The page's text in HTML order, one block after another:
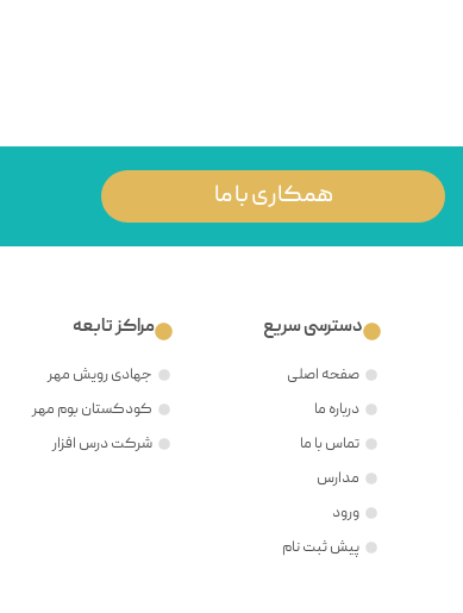
همکاری با ما
دسترسی سریع
صفحه اصلی
درباره ما
تماس با ما
مدارس
ورود
پیش ثبت نام
مراکز تابعه
جهادی رویش مهر
کودکستان بوم مهر
شرکت درس افزار